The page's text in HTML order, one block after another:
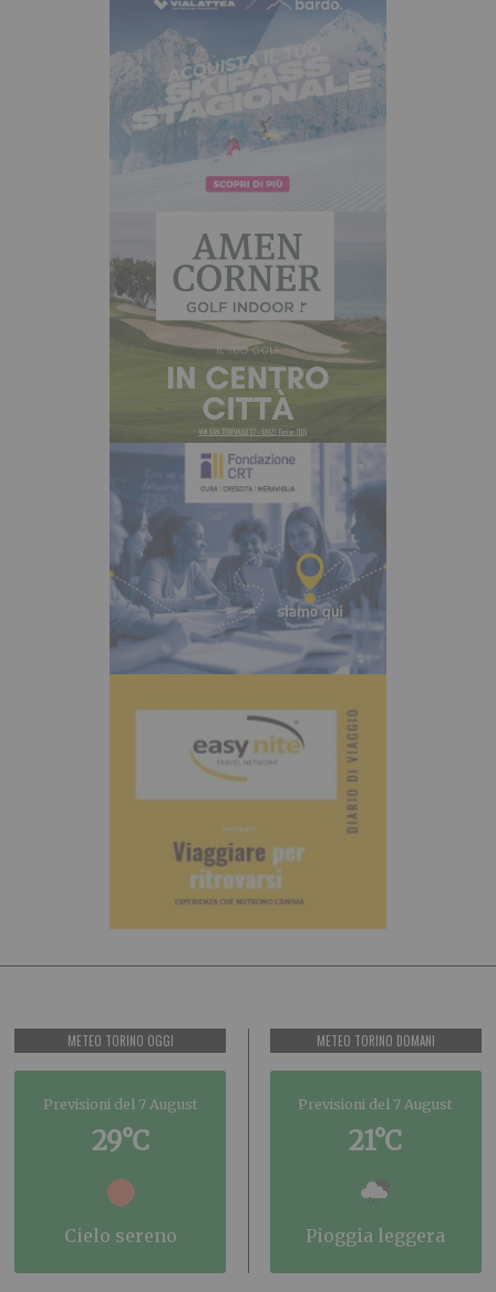
METEO TORINO OGGI
Previsioni del 7 August
29°C
cielo sereno
METEO TORINO DOMANI
Previsioni del 7 August
21°C
pioggia leggera